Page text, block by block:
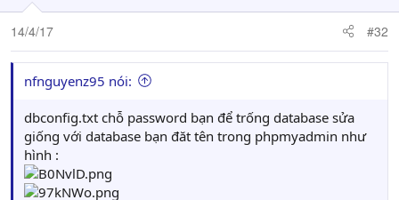
14/4/17 #32
nfnguyenz95 nói:
dbconfig.txt chỗ password bạn để trống database sửa
giống với database bạn đăt tên trong phpmyadmin như
hình :